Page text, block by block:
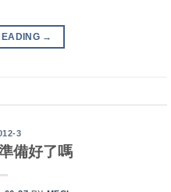
→
3
備好了嗎